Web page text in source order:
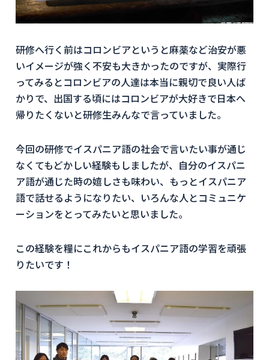
研修へ行く前はコロンビアというと麻薬など治安が悪
いイメージが強く不安も大きかったのですが、実際行
ってみるとコロンビアの人達は本当に親切で良い人ば
かりで、出国する頃にはコロンビアが大好きで日本へ
帰りたくないと研修生みんなで言っていました。
今回の研修でイスパニア語の社会で言いたい事が通じ
なくてもどかしい経験もしましたが、自分のイスパニ
ア語が通じた時の嬉しさも味わい、もっとイスパニア
語で話せるようになりたい、いろんな人とコミュニケ
ーションをとってみたいと思いました。
この経験を糧にこれからもイスパニア語の学習を頑張
りたいです！